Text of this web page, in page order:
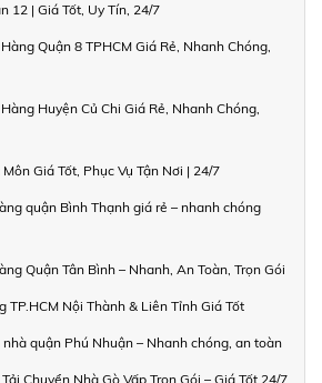
12 | Giá Tốt, Uy Tín, 24/7
Quận 8 TPHCM Giá Rẻ, Nhanh Chóng,
Huyện Củ Chi Giá Rẻ, Nhanh Chóng,
Giá Tốt, Phục Vụ Tận Nơi | 24/7
quận Bình Thạnh giá rẻ – nhanh chóng
Quận Tân Bình – Nhanh, An Toàn, Trọn Gói
TP.HCM Nội Thành & Liên Tỉnh Giá Tốt
quận Phú Nhuận – Nhanh chóng, an toàn
Chuyển Nhà Gò Vấp Trọn Gói – Giá Tốt 24/7